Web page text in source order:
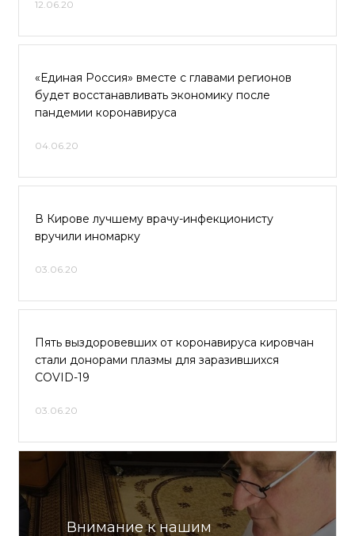
12.06.20
«Единая Россия» вместе с главами регионов
будет восстанавливать экономику после
пандемии коронавируса
04.06.20
В Кирове лучшему врачу-инфекционисту
вручили иномарку
03.06.20
Пять выздоровевших от коронавируса кировчан
стали донорами плазмы для заразившихся
COVID-19
03.06.20
Внимание к нашим